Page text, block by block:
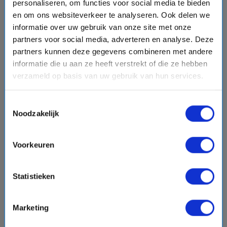
personaliseren, om functies voor social media te bieden
en om ons websiteverkeer te analyseren. Ook delen we
informatie over uw gebruik van onze site met onze
partners voor social media, adverteren en analyse. Deze
partners kunnen deze gegevens combineren met andere
informatie die u aan ze heeft verstrekt of die ze hebben
verzameld op basis van uw gebruik van hun services.
Noodzakelijk
Voorkeuren
Statistieken
Marketing
Grande, Dag op Zee, Paranagua, Itajai, Ilhabela, Rio de
Janeiro
v.a.€3050,-p.p.
directions_boat+flight+hotel+directions_bus
Bekijk cruisechevron_right
chevron_right